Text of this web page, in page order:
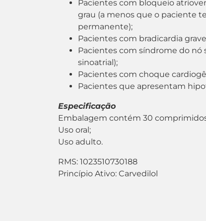
Pacientes com bloqueio
grau (a menos que o paciente
permanente);
Pacientes com bradicardia
Pacientes com síndrome do
sinoatrial);
Pacientes com choque
Pacientes que apresentam
Especificação
Embalagem contém 30
Uso oral;
Uso adulto.
RMS: 1023510730188
Princípio Ativo: Carvedilol